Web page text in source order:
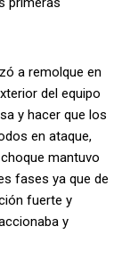
a remolque en
del equipo
y hacer que los
en ataque,
mantuvo
fases ya que de
fuerte y
y